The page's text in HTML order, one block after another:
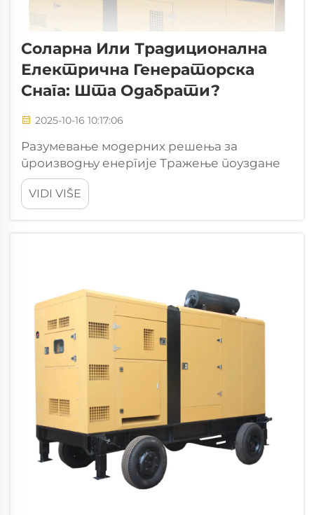
Соларна Или Традиционална
Електрична Генераторска
Снага: Шта Одабрати?
2025-10-16 10:17:06
Разумевање модерних решења за
производњу енергије Тражење поуздане
производње енергије постало је све
важније у нашем свету зависном од
енергије. Без обзира да ли тражите
VIDI VIŠE